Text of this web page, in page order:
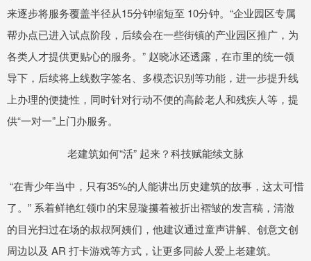
来逐步将服务覆盖半径从15分钟缩短至 10分钟。“企业园区专属
帮办点已进入试点阶段，后续会在一些街镇的产业园区推广，为
各类人才提供更贴心的服务。” 赵晓冰还透露，在市里的统一领
导下，后续将上线数字签名、多模态识别等功能，进一步提升线
上办理的便捷性，同时针对行动不便的高龄老人和残疾人等，提
供“一对一”上门办服务。
老建筑如何“活” 起来？科技赋能续文脉
“在青少年当中，只有35%的人能讲出历史建筑的故事，这太可惜
了。” 系着鲜艳红领巾的宋昱璇攥着被折出褶皱的发言稿，清澈
的目光扫过在场的叔叔阿姨们，他建议通过童声讲解、创意文创
周边以及 AR 打卡游戏等方式，让更多同龄人爱上老建筑。